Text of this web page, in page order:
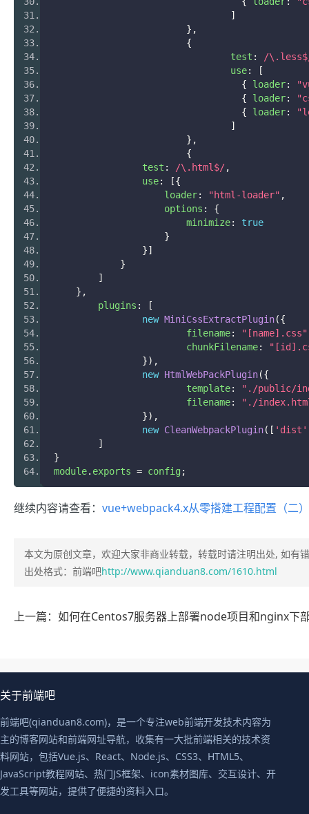
]
},
{
				test
:
/
				use
:
[
{ loader:
{ loader:
{ loader:
]
},
{
                test
: /\.html$/,
                use
:
[{
                    loader
: "html-loader" ,
                    options
:
{
                        minimize
:
true
}
}]
}
]
},
	plugins
:
[
new MiniCssExtractPlugin({
			filename
: "[name].css"
			chunkFilename
:
}),
new HtmlWebPackPlugin({
			template
:
"./public/
			filename
:
"./
}),
new CleanWebpackPlugin([ 'dist'
]
}
module. exports = config ;
继续内容请查看： vue+webpack4.x从零搭建工程配置（二）
本文为原创文章，欢迎大家非商业转载，转载时请注明出处, 如有
出处格式：前端吧http://www.qianduan8.com/1610.html
关于前端吧
前端吧(qianduan8.com)，是一个专注web前端开发技术内容为
主的博客网站和前端网址导航，收集有一大批前端相关的技术资
料网站，包括Vue.js、React、Node.js、CSS3、HTML5、
JavaScript教程网站、热门JS框架、icon素材图库、交互设计、开
发工具等网站，提供了便捷的资料入口。